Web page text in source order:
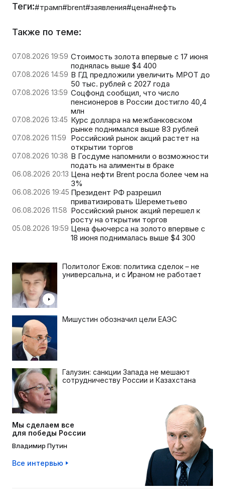
Теги:#трамп#brent#заявления#цена#нефть
Также по теме:
07.08.2026 19:59 Стоимость золота впервые с 17 июня
поднялась выше $4 400
07.08.2026 14:59 В ГД предложили увеличить МРОТ до
50 тыс. рублей с 2027 года
07.08.2026 13:59 Соцфонд сообщил, что число
пенсионеров в России достигло 40,4
млн
07.08.2026 13:45 Курс доллара на межбанковском
рынке поднимался выше 83 рублей
07.08.2026 11:59
Российский рынок акций растет на
открытии торгов
07.08.2026 10:38 В Госдуме напомнили о возможности
подать на алименты в браке
06.08.2026 20:13 Цена нефти Brent росла более чем на
3%
06.08.2026 19:45 Президент РФ разрешил
приватизировать Шереметьево
06.08.2026 11:58 Российский рынок акций перешел к
росту на открытии торгов
05.08.2026 19:59 Цена фьючерса на золото впервые с
18 июня поднималась выше $4 300
Политолог Ежов: политика сделок – не
универсальна, и с Ираном не работает
Мишустин обозначил цели ЕАЭС
Галузин: санкции Запада не мешают
сотрудничеству России и Казахстана
Мы сделаем все
для победы России
Владимир Путин
Все интервью